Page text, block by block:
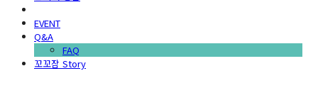
EVENT
Q&A
FAQ
꼬꼬잠 Story